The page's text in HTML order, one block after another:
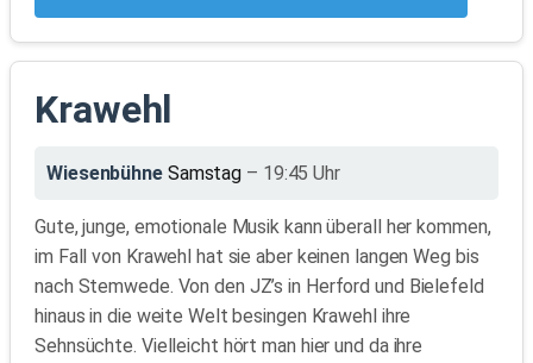
Krawehl
Wiesenbühne Samstag – 19:45 Uhr
Gute, junge, emotionale Musik kann überall her kommen,
im Fall von Krawehl hat sie aber keinen langen Weg bis
nach Stemwede. Von den JZ’s in Herford und Bielefeld
hinaus in die weite Welt besingen Krawehl ihre
Sehnsüchte. Vielleicht hört man hier und da ihre